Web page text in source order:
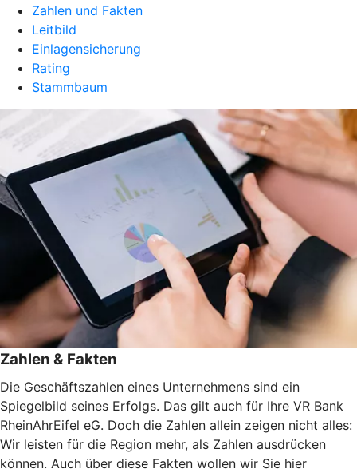
Zahlen und Fakten
Leitbild
Einlagensicherung
Rating
Stammbaum
Zahlen & Fakten
Die Geschäftszahlen eines Unternehmens sind ein
Spiegelbild seines Erfolgs. Das gilt auch für Ihre VR Bank
RheinAhrEifel eG. Doch die Zahlen allein zeigen nicht alles:
Wir leisten für die Region mehr, als Zahlen ausdrücken
können. Auch über diese Fakten wollen wir Sie hier